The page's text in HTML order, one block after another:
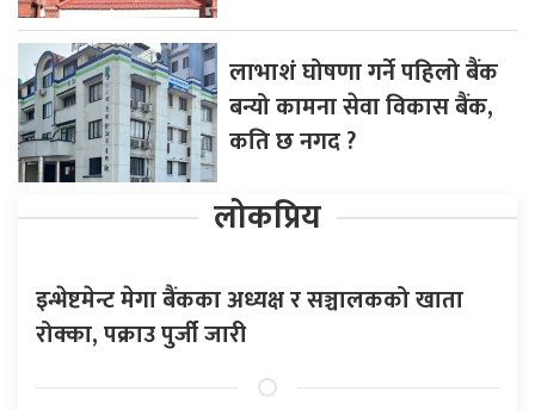
लाभाशं घोषणा गर्ने पहिलो बैंक
बन्यो कामना सेवा विकास बैंक,
कति छ नगद ?
लोकप्रिय
इन्भेष्टमेन्ट मेगा बैंकका अध्यक्ष र सञ्चालकको खाता
रोक्का, पक्राउ पुर्जी जारी